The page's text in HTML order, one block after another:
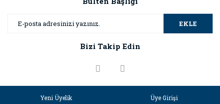
EKLE
Bizi Takip Edin
Yeni Üyelik Üye Girişi